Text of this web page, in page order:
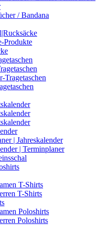
/ Bandana
Produkte
Tragetaschen
| Jahreskalender
| Terminplaner
T-Shirts
T-Shirts
Poloshirts
Poloshirts